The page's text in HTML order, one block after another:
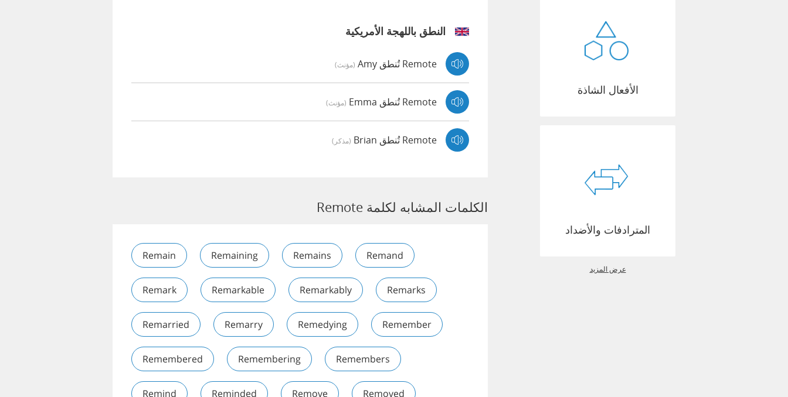
النطق باللهجة الأمريكية
Remote تُنطق Amy (مؤنث)
Remote تُنطق Emma (مؤنث)
Remote تُنطق Brian (مذكر)
الكلمات المشابه لكلمة Remote
Remain Remaining Remains Remand
Remark Remarkable Remarkably Remarks
Remarried Remarry Remedying Remember
Remembered Remembering Remembers
Remind Reminded Remove Removed
الأفعال الشاذة
المترادفات والأضداد
عرض المزيد